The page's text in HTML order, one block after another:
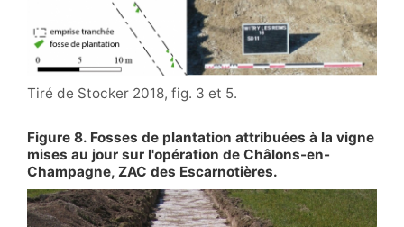
Tiré de Stocker 2018, fig. 3 et 5.
Figure 8. Fosses de plantation attribuées à la vigne
mises au jour sur l'opération de Châlons-en-
Champagne, ZAC des Escarnotières.